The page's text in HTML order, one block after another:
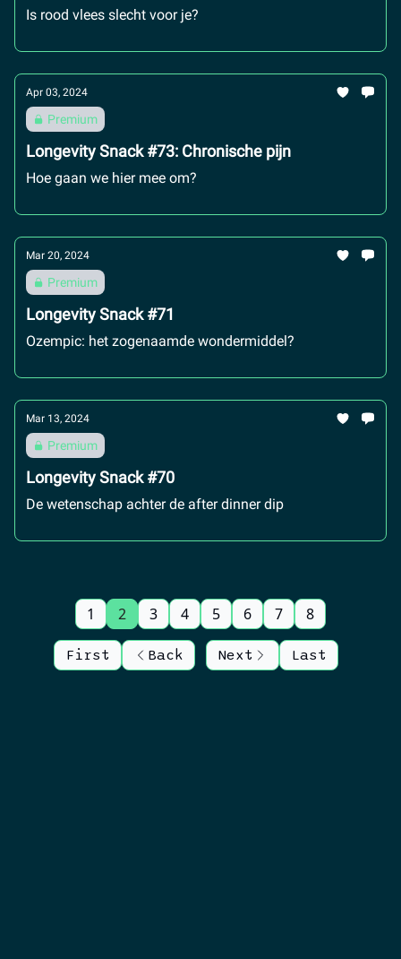
Is rood vlees slecht voor je?
Apr 03, 2024
Premium
Longevity Snack #73: Chronische pijn
Hoe gaan we hier mee om?
Mar 20, 2024
Premium
Longevity Snack #71
Ozempic: het zogenaamde wondermiddel?
Mar 13, 2024
Premium
Longevity Snack #70
De wetenschap achter de after dinner dip
First Back
1 2 3 4 5 6 7 8
Next Last